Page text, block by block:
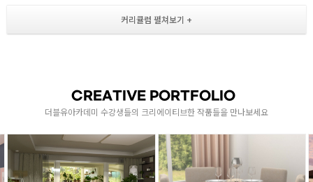
도면에 대한 이해 / 재질 표현 / 평면도 제작
- Polar / Rectangle Array 방법 학습
- Rotate 작업법 학습
- Solid, Donut, Tracc를 활용한 태극기 제작
- Layer 제작법 학습
- Properties , Matchprop를 활용한 회의실 드로잉
CREATIVE PORTFOLIO
더블유아카데미 수강생들의 크리에이티브한 작품들을 만나보세요